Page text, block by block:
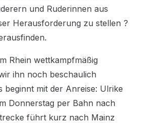
und Ruderinnen aus
Herausforderung zu stellen ?
Rhein wettkampfmäßig
ihn noch beschaulich
beginnt mit der Anreise: Ulrike
Donnerstag per Bahn nach
führt kurz nach Mainz